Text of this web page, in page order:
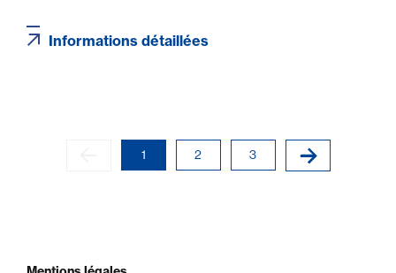
Informations détaillées
1 2 3 4